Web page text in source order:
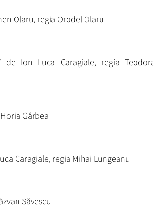
Olaru, regia Orodel Olaru
Ion Luca Caragiale, regia
Gârbea
Caragiale, regia Mihai Lungeanu
Săvescu